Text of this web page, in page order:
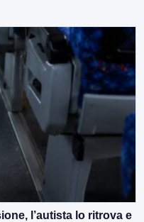
l’autista lo ritrova e